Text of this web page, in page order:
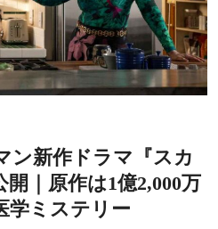
ン新作ドラマ『スカ
｜原作は1億2,000万
学ミステリー